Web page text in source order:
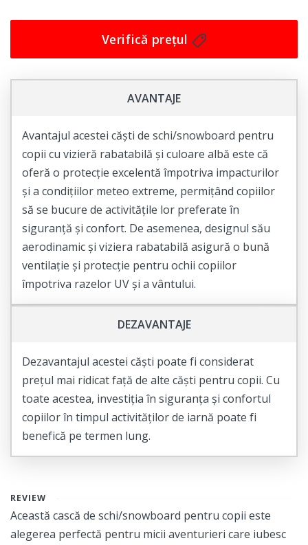
Verifică prețul
AVANTAJE
Avantajul acestei căști de schi/snowboard pentru
copii cu vizieră rabatabilă și culoare albă este că
oferă o protecție excelentă împotriva impacturilor
și a condițiilor meteo extreme, permițând copiilor
să se bucure de activitățile lor preferate în
siguranță și confort. De asemenea, designul său
aerodinamic și viziera rabatabilă asigură o bună
ventilație și protecție pentru ochii copiilor
împotriva razelor UV și a vântului.
DEZAVANTAJE
Dezavantajul acestei căști poate fi considerat
prețul mai ridicat față de alte căști pentru copii. Cu
toate acestea, investiția în siguranța și confortul
copiilor în timpul activităților de iarnă poate fi
benefică pe termen lung.
REVIEW
Această cască de schi/snowboard pentru copii este
alegerea perfectă pentru micii aventurieri care iubesc